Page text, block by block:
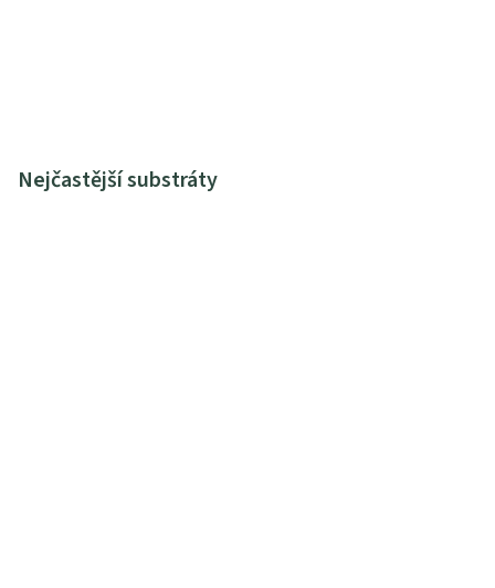
Nejčastější substráty